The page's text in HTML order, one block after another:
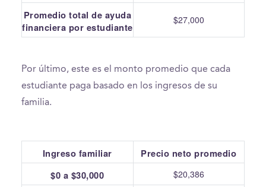
Promedio total de ayuda
financiera por estudiante
$27,000
Por último, este es el monto promedio que cada
estudiante paga basado en los ingresos de su
familia.
Ingreso familiar
Precio neto promedio
$0 a $30,000
$20,386